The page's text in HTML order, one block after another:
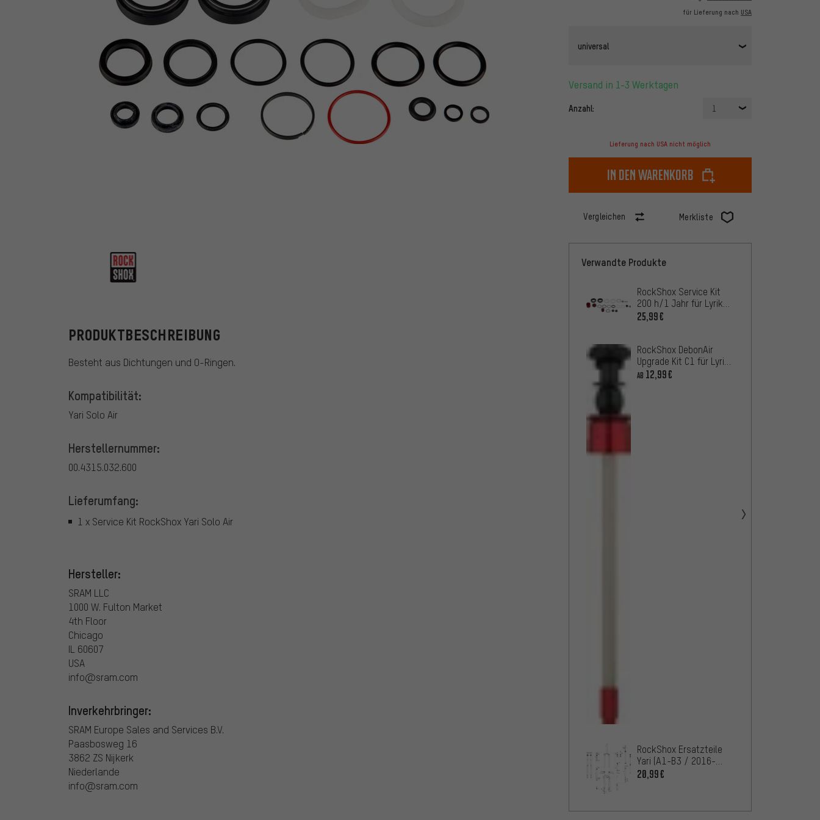
für Lieferung nach USA
universal
Versand in 1-3 Werktagen
Anzahl: 1
Lieferung nach USA nicht möglich
In den Warenkorb
Vergleichen Merkliste
PRODUKTBESCHREIBUNG
Besteht aus Dichtungen und O-Ringen.
Kompatibilität:
Yari Solo Air
Herstellernummer:
00.4315.032.600
Lieferumfang:
1 x Service Kit RockShox Yari Solo Air
Hersteller:
SRAM LLC
1000 W. Fulton Market
4th Floor
Chicago
IL 60607
USA
info@sram.com
Inverkehrbringer:
SRAM Europe Sales and Services B.V.
Paasbosweg 16
3862 ZS Nijkerk
Niederlande
info@sram.com
Verwandte Produkte
RockShox Service Kit
200 h/1 Jahr für Lyrik
Flight Attendant D1+ ab
25,99€
RockShox DebonAir
Upgrade Kit C1 für Lyrik
/ Yari ab Modell 2016
AB 12,99€
RockShox Ersatzteile
Yari (A1-B3 / 2016-
2020)
20,99€